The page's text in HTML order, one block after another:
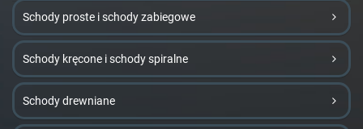
Schody proste i schody zabiegowe
Schody kręcone i schody spiralne
Schody drewniane